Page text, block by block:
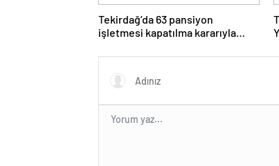
Tekirdağ’da 63 pansiyon
işletmesi kapatılma kararıyla